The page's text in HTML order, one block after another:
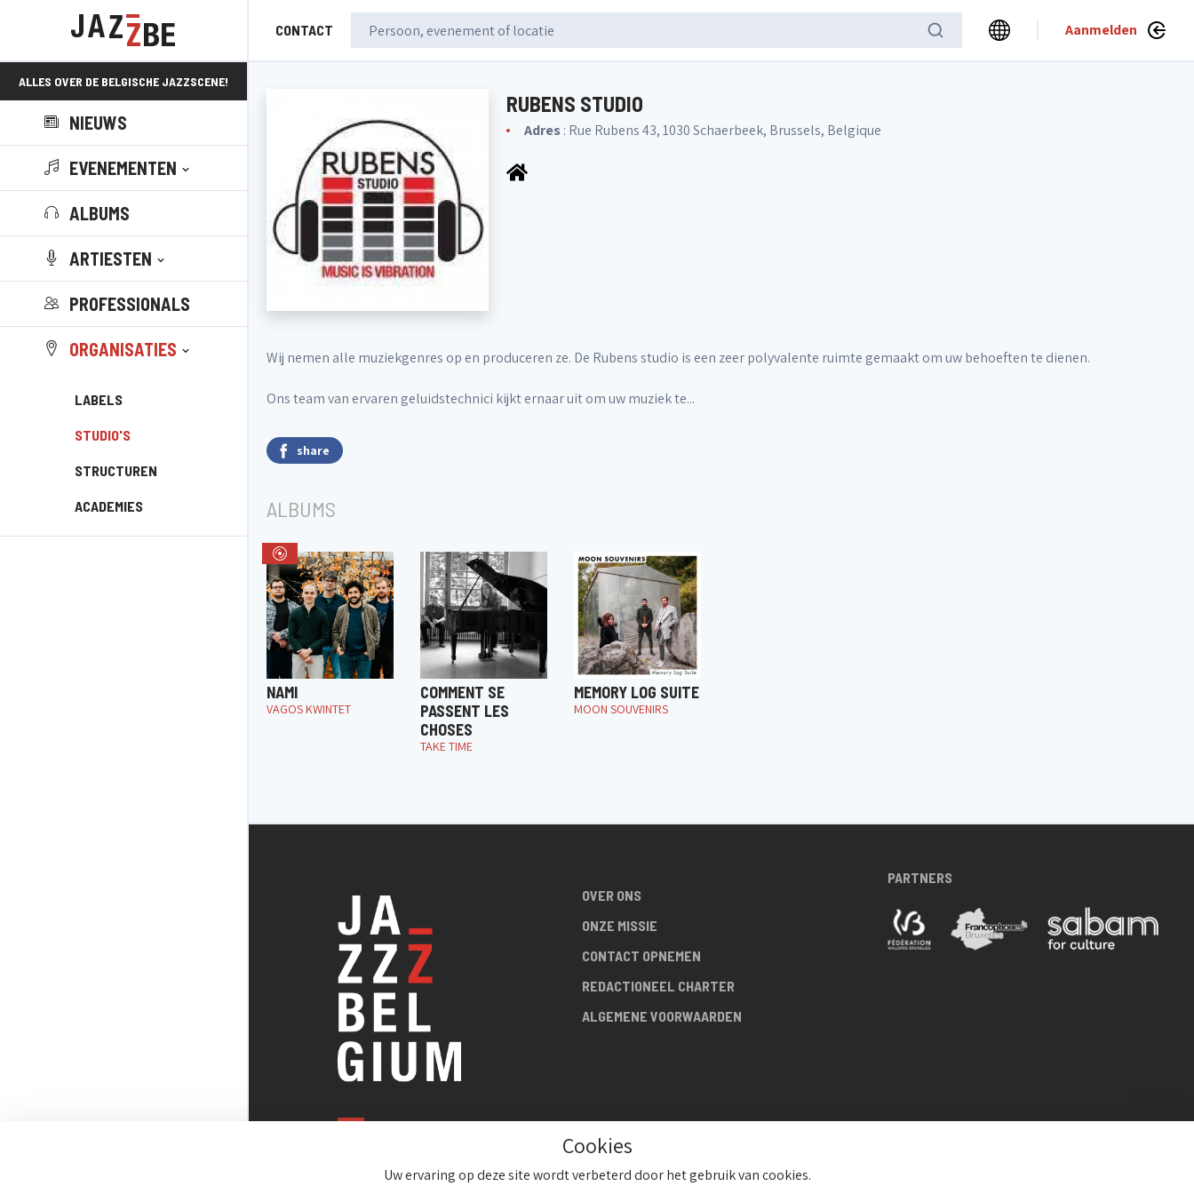
CONTACT Aanmelden
ALLES OVER DE BELGISCHE JAZZSCENE!
NIEUWS
EVENEMENTEN
ALBUMS
ARTIESTEN
PROFESSIONALS
ORGANISATIES
LABELS
STUDIO'S
STRUCTUREN
ACADEMIES
RUBENS STUDIO
Adres: Rue Rubens 43, 1030 Schaerbeek, Brussels, Belgique
Wij nemen alle muziekgenres op en produceren ze. De Rubens studio is een zeer polyvalente ruimte gemaakt om uw behoeften te dienen.
Ons team van ervaren geluidstechnici kijkt ernaar uit om uw muziek te...
share
ALBUMS
NAMI
VAGOS KWINTET
COMMENT SE
PASSENT LES
CHOSES
TAKE TIME
MEMORY LOG SUITE
MOON SOUVENIRS
BELGISCHE
OVER ONS
ONZE MISSIE
CONTACT OPNEMEN
REDACTIONEEL CHARTER
ALGEMENE VOORWAARDEN
PARTNERS
Cookies
Uw ervaring op deze site wordt verbeterd door het gebruik van cookies.